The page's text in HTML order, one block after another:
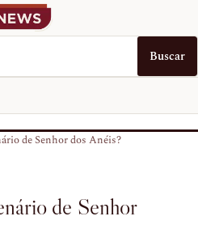
Buscar
de Senhor dos Anéis?
de Senhor